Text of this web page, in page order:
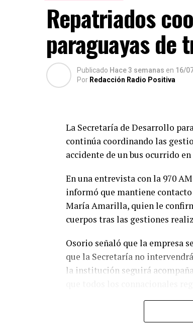
Repatriados
paraguayas de
Publicado Hace 3 semanas en 16/
Por Redacción Radio Positiva
La Secretaría de Desarrollo
continúa coordinando las
accidente de un bus ocurrido
En una entrevista con la 970
informó que mantiene
María Amarilla, quien le
cuerpos tras las gestiones
Osorio señaló que la empresa
que la Secretaría no
la institución seguirá
Asimismo, indicó que 48
jueves en un bus, luego de